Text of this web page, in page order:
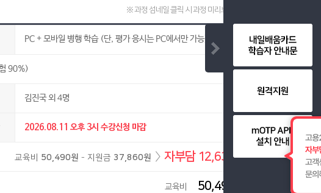
※ 과정 섬네일 클릭 시 과정 미리보기가 가능합니다.
PC + 모바일 병행 학습 (단, 평가 응시는 PC에서만 가능)
90%)
김진국 외 4명
2026.08.11 오후 3시 수강신청 마감
교육비 50,490원 - 지원금 37,860원 〉 자부담 12,630원
교육비 50,490원